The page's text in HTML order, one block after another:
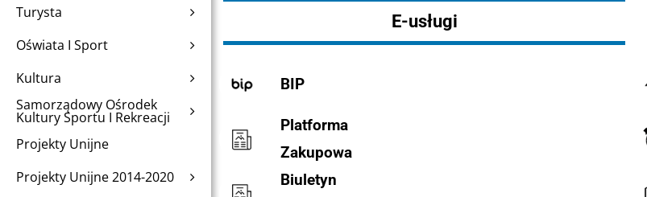
Turysta
Oświata I Sport
Kultura
Samorządowy Ośrodek
Kultury Sportu I Rekreacji
Projekty Unijne
Projekty Unijne 2014-2020
E-usługi
BIP
Platforma
Zakupowa
Biuletyn